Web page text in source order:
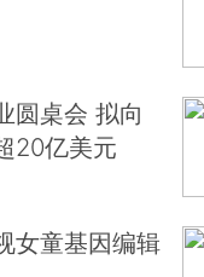
圆桌会 拟向
20亿美元
女童基因编辑